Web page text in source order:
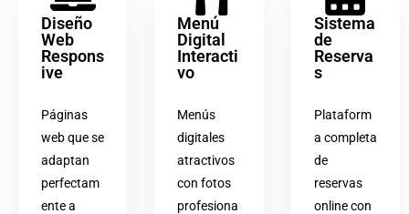
Diseño
Web
Respons
ive
Páginas
web que se
adaptan
perfectam
ente a
Menú
Digital
Interacti
vo
Menús
digitales
atractivos
con fotos
profesiona
Sistema
de
Reserva
s
Plataform
a completa
de
reservas
online con